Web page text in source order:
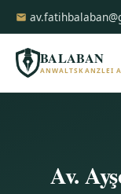
BALABAN
ANWALTSKANZLEI
Av.